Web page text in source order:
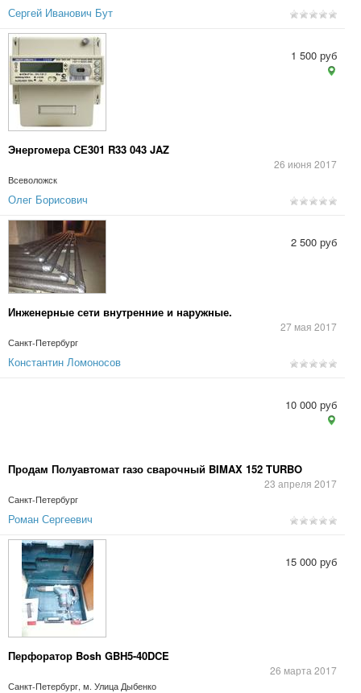
Сергей Иванович Бут
Энергомера СЕ301 R33 043 JAZ
26 июня 2017
Всеволожск
1 500 руб
Олег Борисович
Инженерные сети внутренние и наружные.
27 мая 2017
Санкт-Петербург
2 500 руб
Константин Ломоносов
Продам Полуавтомат газо сварочный BIMAX 152 TURBO
23 апреля 2017
Санкт-Петербург
10 000 руб
Роман Сергеевич
Перфоратор Bosh GBH5-40DCE
26 марта 2017
Санкт-Петербург, м. Улица Дыбенко
15 000 руб